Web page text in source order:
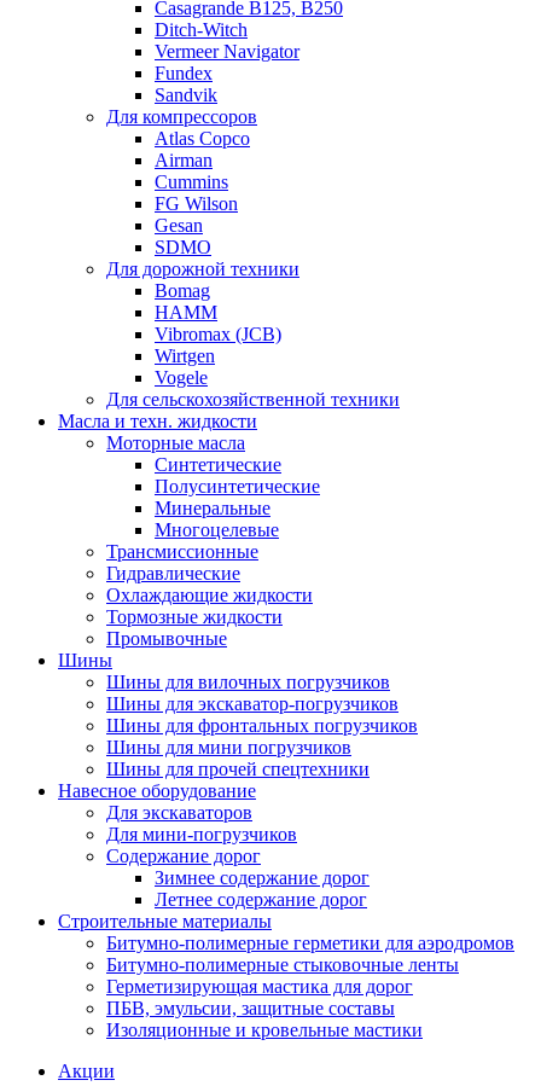
Casagrande B125, B250
Ditch-Witch
Vermeer Navigator
Fundex
Sandvik
Для компрессоров
Atlas Copco
Airman
Cummins
FG Wilson
Gesan
SDMO
Для дорожной техники
Bomag
HAMM
Vibromax (JCB)
Wirtgen
Vogele
Для сельскохозяйственной техники
Масла и техн. жидкости
Моторные масла
Синтетические
Полусинтетические
Минеральные
Многоцелевые
Трансмиссионные
Гидравлические
Охлаждающие жидкости
Тормозные жидкости
Промывочные
Шины
Шины для вилочных погрузчиков
Шины для экскаватор-погрузчиков
Шины для фронтальных погрузчиков
Шины для мини погрузчиков
Шины для прочей спецтехники
Навесное оборудование
Для экскаваторов
Для мини-погрузчиков
Содержание дорог
Зимнее содержание дорог
Летнее содержание дорог
Строительные материалы
Битумно-полимерные герметики для аэродромов
Битумно-полимерные стыковочные ленты
Герметизирующая мастика для дорог
ПБВ, эмульсии, защитные составы
Изоляционные и кровельные мастики
Акции